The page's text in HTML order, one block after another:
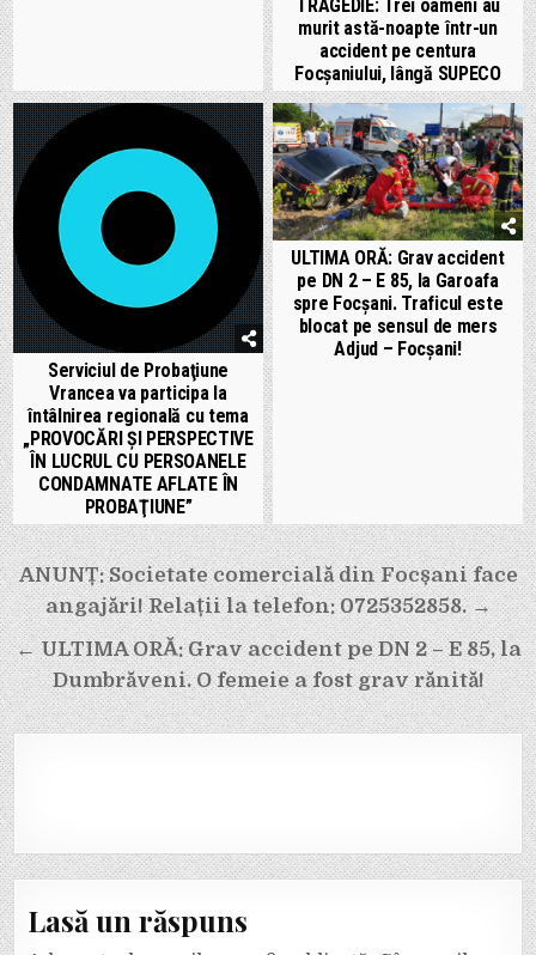
TRAGEDIE: Trei oameni au
murit astă-noapte într-un
accident pe centura
Focșaniului, lângă SUPECO
Serviciul de Probaţiune
Vrancea va participa la
întâlnirea regională cu tema
„PROVOCĂRI ŞI PERSPECTIVE
ÎN LUCRUL CU PERSOANELE
CONDAMNATE AFLATE ÎN
PROBAŢIUNE”
ULTIMA ORĂ: Grav accident
pe DN 2 – E 85, la Garoafa
spre Focșani. Traficul este
blocat pe sensul de mers
Adjud – Focșani!
Navigare
în
articole
ANUNȚ: Societate comercială din Focșani face
angajări! Relații la telefon: 0725352858. →
← ULTIMA ORĂ: Grav accident pe DN 2 – E 85, la
Dumbrăveni. O femeie a fost grav rănită!
Lasă un răspuns